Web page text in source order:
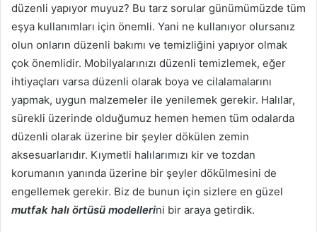
düzenli yapıyor muyuz? Bu tarz sorular günümümüzde tüm
eşya kullanımları için önemli. Yani ne kullanıyor olursanız
olun onların düzenli bakımı ve temizliğini yapıyor olmak
çok önemlidir. Mobilyalarınızı düzenli temizlemek, eğer
ihtiyaçları varsa düzenli olarak boya ve cilalamalarını
yapmak, uygun malzemeler ile yenilemek gerekir. Halılar,
sürekli üzerinde olduğumuz hemen hemen tüm odalarda
düzenli olarak üzerine bir şeyler dökülen zemin
aksesuarlarıdır. Kıymetli halılarımızı kir ve tozdan
korumanın yanında üzerine bir şeyler dökülmesini de
engellemek gerekir. Biz de bunun için sizlere en güzel
mutfak halı örtüsü modellerini bir araya getirdik.